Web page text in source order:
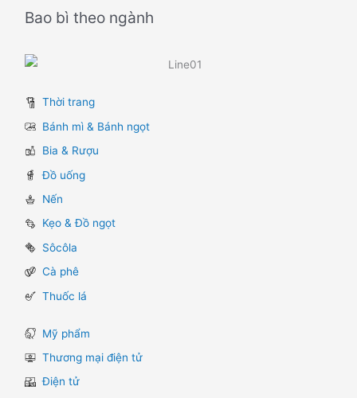
Bao bì theo ngành
Thời trang
Bánh mì & Bánh ngọt
Bia & Rượu
Đồ uống
Nến
Kẹo & Đồ ngọt
Sôcôla
Cà phê
Thuốc lá
Mỹ phẩm
Thương mại điện tử
Điện tử